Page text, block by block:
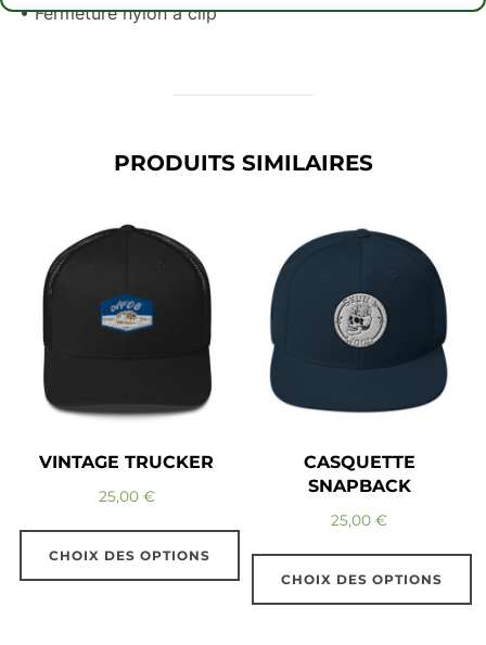
• Fermeture nylon à clip
PRODUITS SIMILAIRES
VINTAGE TRUCKER
25,00 €
CHOIX DES OPTIONS
CASQUETTE
SNAPBACK
25,00€
CHOIX DES OPTIONS